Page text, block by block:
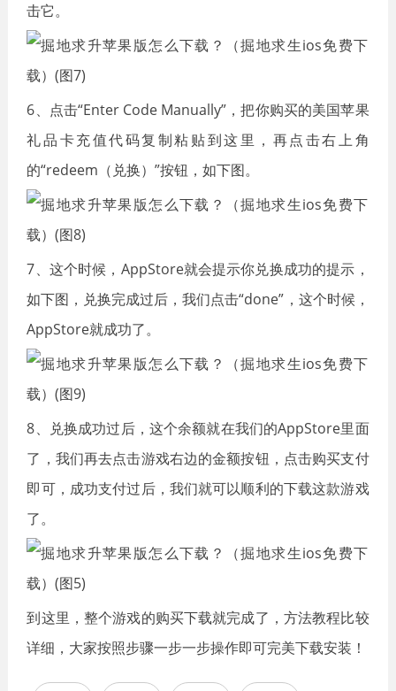
击它。
6、点击“Enter Code Manually”，把你购买的美国苹果
礼品卡充值代码复制粘贴到这里，再点击右上角
的“redeem（兑换）”按钮，如下图。
7、这个时候，AppStore就会提示你兑换成功的提示，
如下图，兑换完成过后，我们点击“done”，这个时候，
AppStore就成功了。
8、兑换成功过后，这个余额就在我们的AppStore里面
了，我们再去点击游戏右边的金额按钮，点击购买支付
即可，成功支付过后，我们就可以顺利的下载这款游戏
了。
到这里，整个游戏的购买下载就完成了，方法教程比较
详细，大家按照步骤一步一步操作即可完美下载安装！